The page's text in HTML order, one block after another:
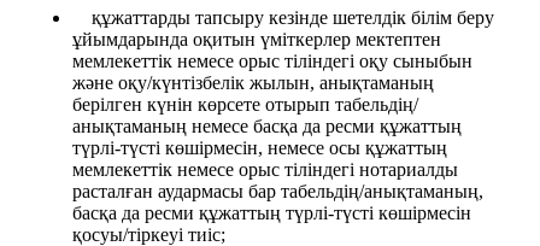
ұйымдарында оқитын үміткерлер мектептен
мемлекеттік немесе орыс тіліндегі оқу сыныбын
және оқу/күнтізбелік жылын, анықтаманың
берілген күнін көрсете отырып табельдің/
анықтаманың немесе басқа да ресми құжаттың
түрлі-түсті көшірмесін, немесе осы құжаттың
мемлекеттік немесе орыс тіліндегі нотариалды
расталған аудармасы бар табельдің/анықтаманың,
басқа да ресми құжаттың түрлі-түсті көшірмесін
қосуы/тіркеуі тиіс;